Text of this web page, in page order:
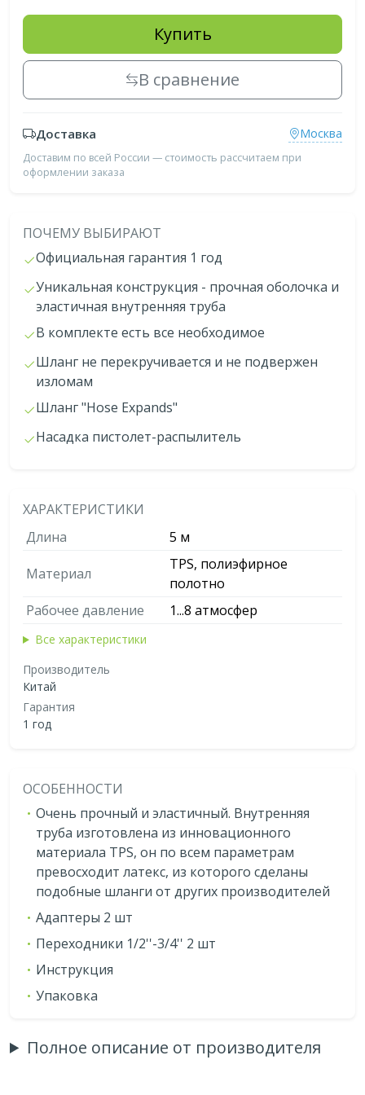
Купить
В сравнение
Доставка Москва
Доставим по всей России — стоимость рассчитаем при
оформлении заказа
ПОЧЕМУ ВЫБИРАЮТ
Официальная гарантия 1 год
Уникальная конструкция - прочная оболочка и
эластичная внутренняя труба
В комплекте есть все необходимое
Шланг не перекручивается и не подвержен
изломам
Шланг "Hose Expands"
Насадка пистолет-распылитель
ХАРАКТЕРИСТИКИ
Длина
5 м
Материал
TPS, полиэфирное
полотно
Рабочее давление
1...8 атмосфер
Все характеристики
Производитель
Китай
Гарантия
1 год
ОСОБЕННОСТИ
Очень прочный и эластичный. Внутренняя
труба изготовлена из инновационного
материала TPS, он по всем параметрам
превосходит латекс, из которого сделаны
подобные шланги от других производителей
Адаптеры 2 шт
Переходники 1/2''-3/4'' 2 шт
Инструкция
Упаковка
Полное описание от производителя